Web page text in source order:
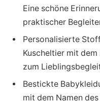
Eine schöne
praktischer
Personalisierte
Kuscheltier mit
zum
Bestickte
mit dem Namen